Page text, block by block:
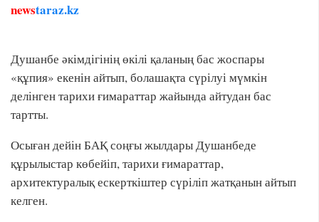
newstaraz.kz
Душанбе әкімдігінің өкілі қаланың бас жоспары
«құпия» екенін айтып, болашақта сүрілуі мүмкін
делінген тарихи ғимараттар жайында айтудан бас
тартты.
Осыған дейін БАҚ соңғы жылдары Душанбеде
құрылыстар көбейіп, тарихи ғимараттар,
архитектуралық ескерткіштер сүріліп жатқанын айтып
келген.